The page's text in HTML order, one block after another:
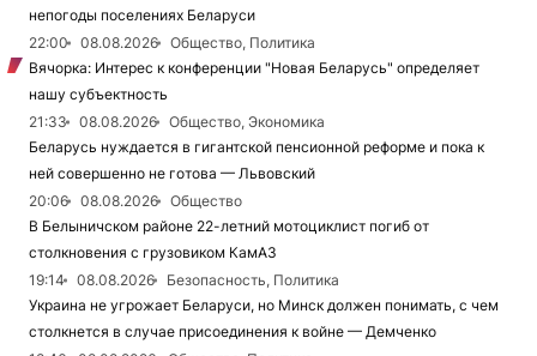
непогоды поселениях Беларуси
22:00
08.08.2026
Общество, Политика
Вячорка: Интерес к конференции "Новая Беларусь" определяет
нашу субъектность
21:33
08.08.2026
Общество, Экономика
Беларусь нуждается в гигантской пенсионной реформе и пока к
ней совершенно не готова — Львовский
20:06
08.08.2026
Общество
В Белыничском районе 22-летний мотоциклист погиб от
столкновения с грузовиком КамАЗ
19:14
08.08.2026
Безопасность, Политика
Украина не угрожает Беларуси, но Минск должен понимать, с чем
столкнется в случае присоединения к войне — Демченко